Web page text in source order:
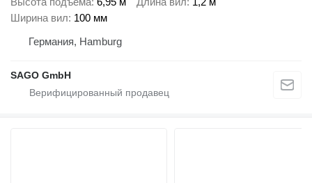
Ширина вил 100 мм
Германия, Hamburg
SAGO GmbH